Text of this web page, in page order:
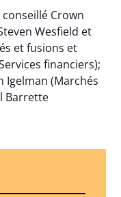
Crown
Wesfield et
et fusions et
financiers);
Igelman (Marchés
Barrette